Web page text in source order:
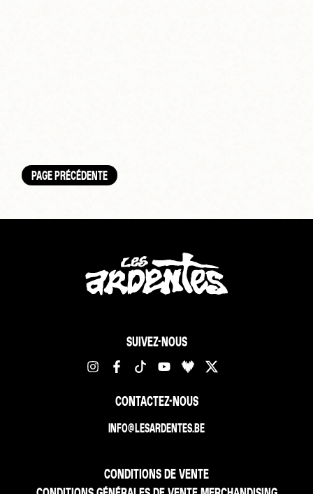
PAGE PRÉCÉDENTE
SUIVEZ-NOUS
CONTACTEZ-NOUS
INFO@LESARDENTES.BE
CONDITIONS DE VENTE